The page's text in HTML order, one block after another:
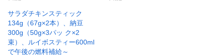
ま
す
)
サラダチキンスティック
134g（67g×2本）、納豆
300g（50g×3パッ ク×2
束）、ルイボスティー600ml
で午後の燃料補給～